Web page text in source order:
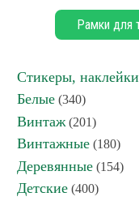
Рамки для
Стикеры,
Белые (340)
Винтаж (201)
Винтажные (180)
Деревянные (154)
Детские (400)